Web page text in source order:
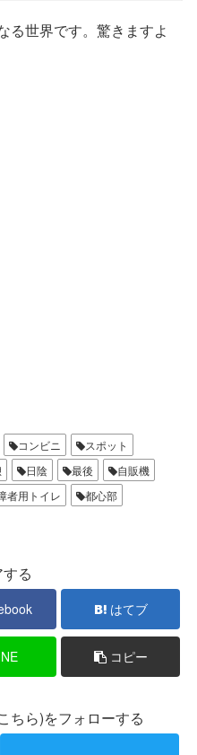
る世界です。驚きますよ
コンビニ
スポット
日陰 最後
自販機
者用トイレ
都心部
る
はてブ
コピー
ら)をフォローする